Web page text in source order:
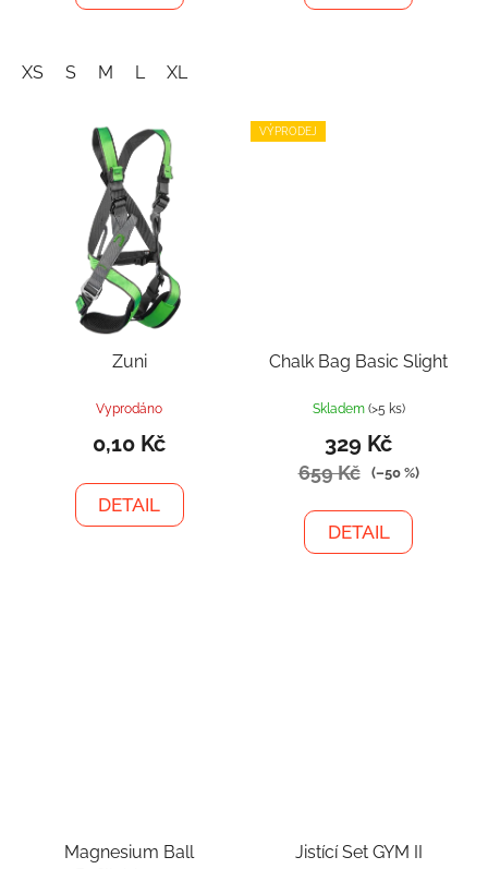
XS S M L XL
Zuni
Vyprodáno
0,10 Kč
DETAIL
VÝPRODEJ
Chalk Bag Basic Slight
Skladem (>5 ks)
329 Kč
659 Kč (–50 %)
DETAIL
Magnesium Ball
Jistící Set GYM II